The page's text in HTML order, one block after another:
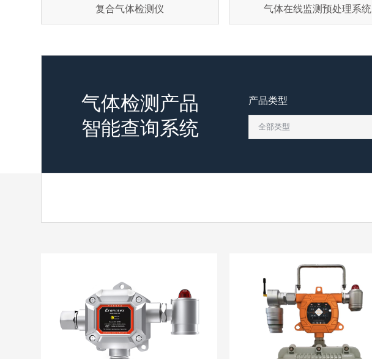
复合气体检测仪 气体在线监测预处理系统
气体检测产品
智能查询系统
产品类型